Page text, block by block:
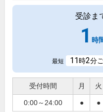
受診ま
1 時
最短 11時2分
受付時間 月 火
0:00～24:00 ● ●